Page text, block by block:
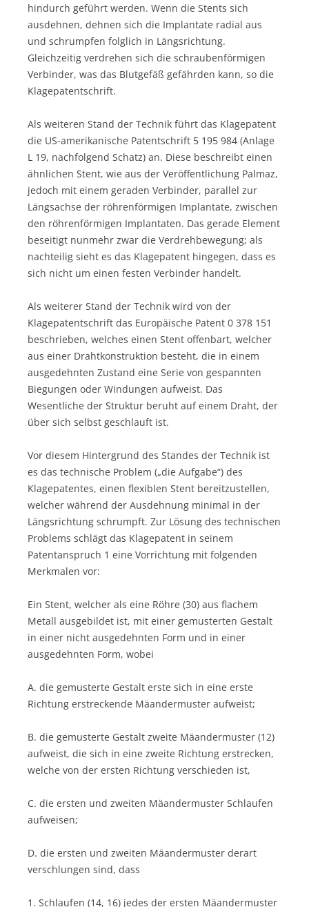
hindurch geführt werden. Wenn die Stents sich
ausdehnen, dehnen sich die Implantate radial aus
und schrumpfen folglich in Längsrichtung.
Gleichzeitig verdrehen sich die schraubenförmigen
Verbinder, was das Blutgefäß gefährden kann, so die
Klagepatentschrift.
Als weiteren Stand der Technik führt das Klagepatent
die US-amerikanische Patentschrift 5 195 984 (Anlage
L 19, nachfolgend Schatz) an. Diese beschreibt einen
ähnlichen Stent, wie aus der Veröffentlichung Palmaz,
jedoch mit einem geraden Verbinder, parallel zur
Längsachse der röhrenförmigen Implantate, zwischen
den röhrenförmigen Implantaten. Das gerade Element
beseitigt nunmehr zwar die Verdrehbewegung; als
nachteilig sieht es das Klagepatent hingegen, dass es
sich nicht um einen festen Verbinder handelt.
Als weiterer Stand der Technik wird von der
Klagepatentschrift das Europäische Patent 0 378 151
beschrieben, welches einen Stent offenbart, welcher
aus einer Drahtkonstruktion besteht, die in einem
ausgedehnten Zustand eine Serie von gespannten
Biegungen oder Windungen aufweist. Das
Wesentliche der Struktur beruht auf einem Draht, der
über sich selbst geschlauft ist.
Vor diesem Hintergrund des Standes der Technik ist
es das technische Problem („die Aufgabe“) des
Klagepatentes, einen flexiblen Stent bereitzustellen,
welcher während der Ausdehnung minimal in der
Längsrichtung schrumpft. Zur Lösung des technischen
Problems schlägt das Klagepatent in seinem
Patentanspruch 1 eine Vorrichtung mit folgenden
Merkmalen vor:
Ein Stent, welcher als eine Röhre (30) aus flachem
Metall ausgebildet ist, mit einer gemusterten Gestalt
in einer nicht ausgedehnten Form und in einer
ausgedehnten Form, wobei
A. die gemusterte Gestalt erste sich in eine erste
Richtung erstreckende Mäandermuster aufweist;
B. die gemusterte Gestalt zweite Mäandermuster (12)
aufweist, die sich in eine zweite Richtung erstrecken,
welche von der ersten Richtung verschieden ist,
C. die ersten und zweiten Mäandermuster Schlaufen
aufweisen;
D. die ersten und zweiten Mäandermuster derart
verschlungen sind, dass
1. Schlaufen (14, 16) jedes der ersten Mäandermuster